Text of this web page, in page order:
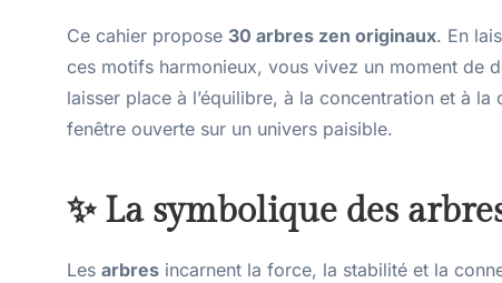
Ce cahier propose 30 arbres zen originaux. En
ces motifs harmonieux, vous vivez un moment de
laisser place à l’équilibre, à la concentration et à
fenêtre ouverte sur un univers paisible.
✨ La symbolique des
Les arbres incarnent la force, la stabilité et la